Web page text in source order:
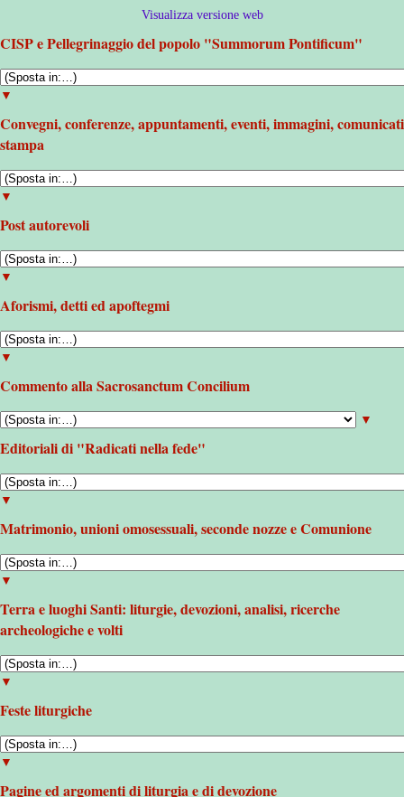
Visualizza versione web
CISP e Pellegrinaggio del popolo "Summorum Pontificum"
▼
Convegni, conferenze, appuntamenti, eventi, immagini, comunicati
stampa
▼
Post autorevoli
▼
Aforismi, detti ed apoftegmi
▼
Commento alla Sacrosanctum Concilium
▼
Editoriali di "Radicati nella fede"
▼
Matrimonio, unioni omosessuali, seconde nozze e Comunione
▼
Terra e luoghi Santi: liturgie, devozioni, analisi, ricerche
archeologiche e volti
▼
Feste liturgiche
▼
Pagine ed argomenti di liturgia e di devozione